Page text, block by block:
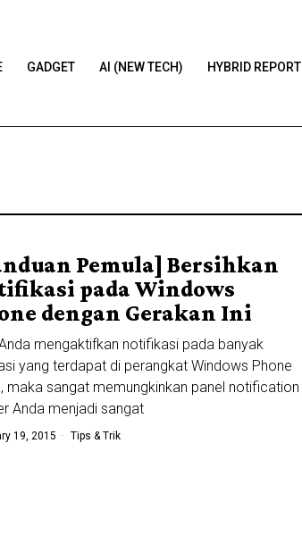
GADGET AI (NEW TECH) HYBRID REPORT
Pemula] Bersihkan
pada Windows
dengan Gerakan Ini
mengaktifkan notifikasi pada banyak
yang terdapat di perangkat Windows Phone
maka sangat memungkinkan panel notification
Anda menjadi sangat
19, 2015 Tips & Trik